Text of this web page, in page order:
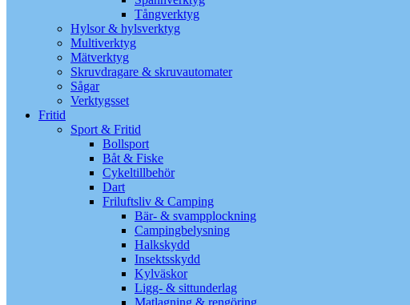
Tångverktyg
Hylsor & hylsverktyg
Multiverktyg
Mätverktyg
Skruvdragare & skruvautomater
Sågar
Verktygsset
Fritid
Sport & Fritid
Bollsport
Båt & Fiske
Cykeltillbehör
Dart
Friluftsliv & Camping
Bär- & svampplockning
Campingbelysning
Halkskydd
Insektsskydd
Kylväskor
Ligg- & sittunderlag
Matlagning & rengöring